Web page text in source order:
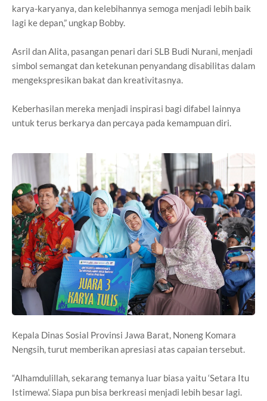
karya-karyanya, dan kelebihannya semoga menjadi lebih baik
lagi ke depan,” ungkap Bobby.
Asril dan Alita, pasangan penari dari SLB Budi Nurani, menjadi
simbol semangat dan ketekunan penyandang disabilitas dalam
mengekspresikan bakat dan kreativitasnya.
Keberhasilan mereka menjadi inspirasi bagi difabel lainnya
untuk terus berkarya dan percaya pada kemampuan diri.
Kepala Dinas Sosial Provinsi Jawa Barat, Noneng Komara
Nengsih, turut memberikan apresiasi atas capaian tersebut.
“Alhamdulillah, sekarang temanya luar biasa yaitu ‘Setara Itu
Istimewa’. Siapa pun bisa berkreasi menjadi lebih besar lagi.